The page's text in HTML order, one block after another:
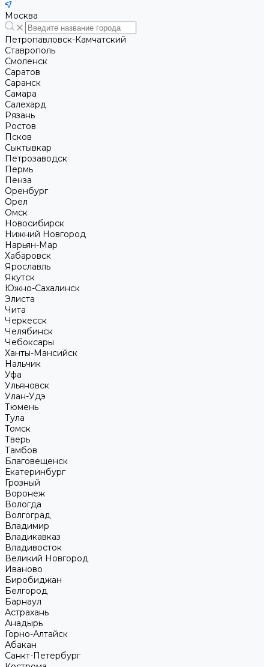
Москва
Петропавловск-Камчатский
Ставрополь
Смоленск
Саратов
Саранск
Самара
Салехард
Рязань
Ростов
Псков
Сыктывкар
Петрозаводск
Пермь
Пенза
Оренбург
Орел
Омск
Новосибирск
Нижний Новгород
Нарьян-Мар
Хабаровск
Ярославль
Якутск
Южно-Сахалинск
Элиста
Чита
Черкесск
Челябинск
Чебоксары
Ханты-Мансийск
Нальчик
Уфа
Ульяновск
Улан-Удэ
Тюмень
Тула
Томск
Тверь
Тамбов
Благовещенск
Екатеринбург
Грозный
Воронеж
Вологда
Волгоград
Владимир
Владикавказ
Владивосток
Великий Новгород
Иваново
Биробиджан
Белгород
Барнаул
Астрахань
Анадырь
Горно-Алтайск
Абакан
Санкт-Петербург